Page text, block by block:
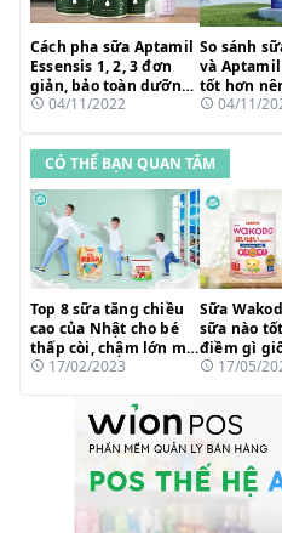
Cách pha sữa Aptamil
Essensis 1, 2, 3 đơn
giản, bảo toàn dưỡng
chất04/11/2022
So sánh
và
tốt hơn
uống?
04/11/
CÓ THỂ BẠN QUAN TÂM
Top 8 sữa tăng chiều
cao của Nhật cho bé
thấp còi, chậm lớn mẹ
tin dùng 2023
17/02/2023
Sữa
sữa nào
điềm gì
nhau?
17/05/